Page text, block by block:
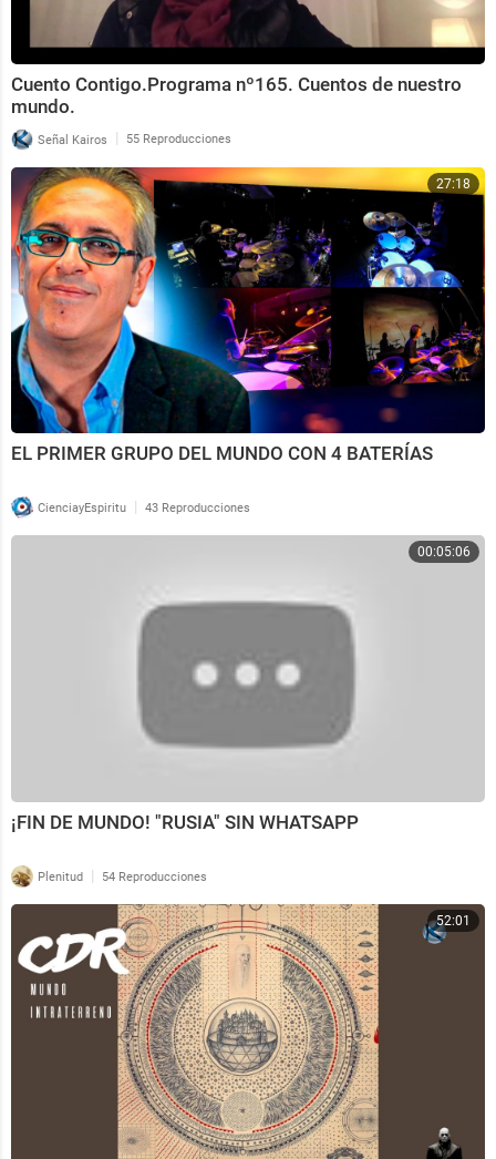
Cuento Contigo.Programa nº165. Cuentos de nuestro
mundo.
Señal Kairos | 55 Reproducciones
27:18
EL PRIMER GRUPO DEL MUNDO CON 4 BATERÍAS
CienciayEspiritu | 43 Reproducciones
00:05:06
¡FIN DE MUNDO! "RUSIA" SIN WHATSAPP
Plenitud | 54 Reproducciones
52:01